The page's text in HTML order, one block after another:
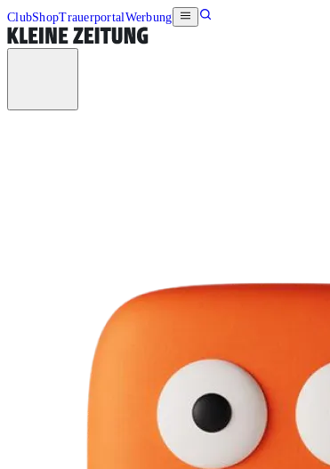
ClubShopTrauerportalWerbung